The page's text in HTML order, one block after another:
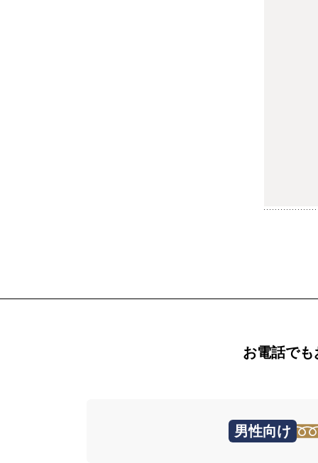
お電話で
男性向け